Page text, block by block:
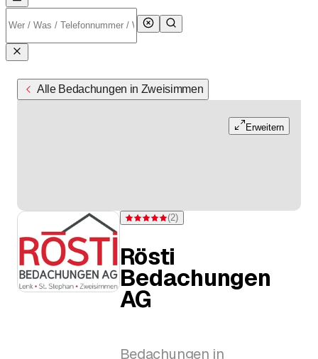
Alle Bedachungen in Zweisimmen
Erweitern
Bewertung 5 von 5 Sternen bei 2 Bewertungen
(2)
Rösti
Bedachungen
AG
Bedachungen in